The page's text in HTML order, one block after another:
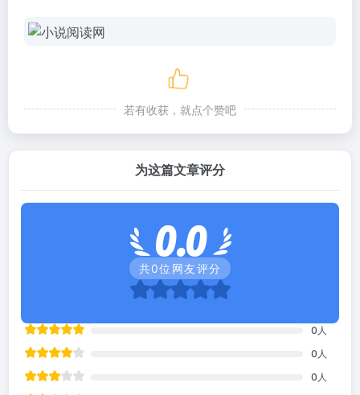
若有收获，就点个赞吧
为这篇文章评分
0.0
共0位网友评分
0 人
0 人
0 人